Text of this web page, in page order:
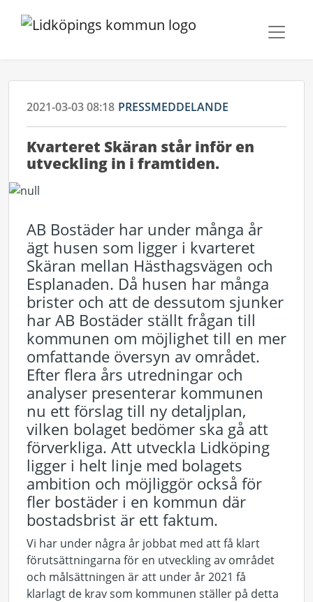
2021-03-03 08:18 PRESSMEDDELANDE
Kvarteret Skäran står inför en
utveckling in i framtiden.
AB Bostäder har under många år
ägt husen som ligger i kvarteret
Skäran mellan Hästhagsvägen och
Esplanaden. Då husen har många
brister och att de dessutom sjunker
har AB Bostäder ställt frågan till
kommunen om möjlighet till en mer
omfattande översyn av området.
Efter flera års utredningar och
analyser presenterar kommunen
nu ett förslag till ny detaljplan,
vilken bolaget bedömer ska gå att
förverkliga. Att utveckla Lidköping
ligger i helt linje med bolagets
ambition och möjliggör också för
fler bostäder i en kommun där
bostadsbrist är ett faktum.
Vi har under några år jobbat med att få klart
förutsättningarna för en utveckling av området
och målsättningen är att under år 2021 få
klarlagt de krav som kommunen ställer på detta